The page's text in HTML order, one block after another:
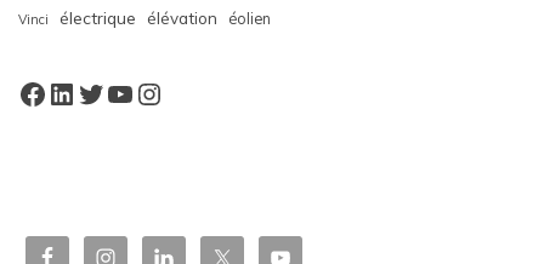
Vinci électrique élévation éolien
Facebook
LinkedIn
Twitter
YouTube
Instagram